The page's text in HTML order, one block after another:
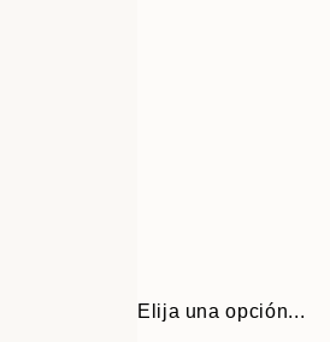
Elija una opción...